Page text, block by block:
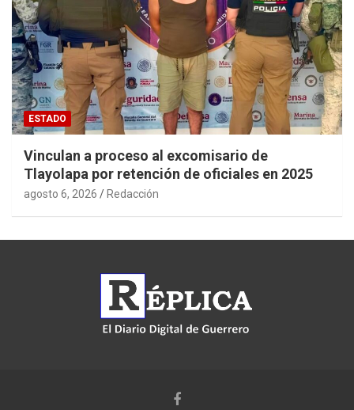
ESTADO
Vinculan a proceso al excomisario de
Tlayolapa por retención de oficiales en 2025
agosto 6, 2026 Redacción